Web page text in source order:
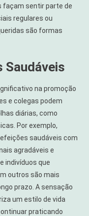
façam sentir parte de
regulares ou
são formas
Saudáveis
na promoção
e colegas podem
diárias, como
Por exemplo,
saudáveis com
agradáveis e
indivíduos que
outros são mais
prazo. A sensação
um estilo de vida
praticando